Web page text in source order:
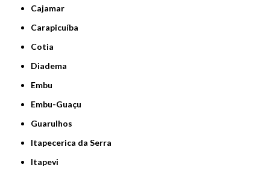
Cajamar
Carapicuíba
Cotia
Diadema
Embu
Embu-Guaçu
Guarulhos
Itapecerica da Serra
Itapevi